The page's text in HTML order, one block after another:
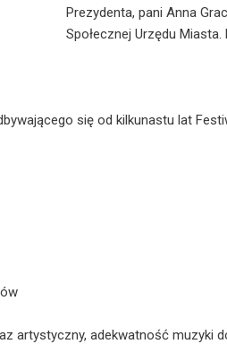
Prezydenta, pani Anna
Społecznej Urzędu
się od kilkunastu lat
artystyczny, adekwatność muzyki